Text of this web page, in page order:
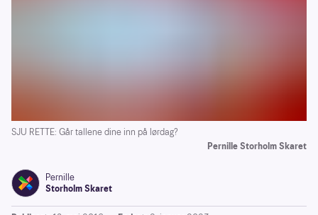
SJU RETTE: Går tallene dine inn på lørdag?
Pernille Storholm Skaret
Pernille
Storholm Skaret